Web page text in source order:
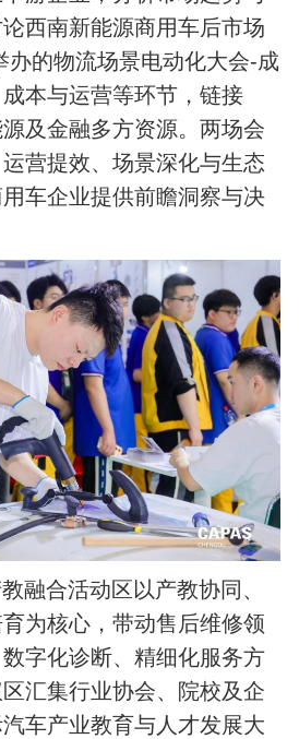
西南新能源商用车后市场
办的物流场景电动化大会-成
本与运营等环节，链接
及金融多方资源。两场会
营提效、场景深化与生态
车企业提供前瞻洞察与决
融合活动区以产教协同、
为核心，带动售后维修领
字化诊断、精细化服务方
汇集行业协会、院校及企
车产业教育与人才发展大